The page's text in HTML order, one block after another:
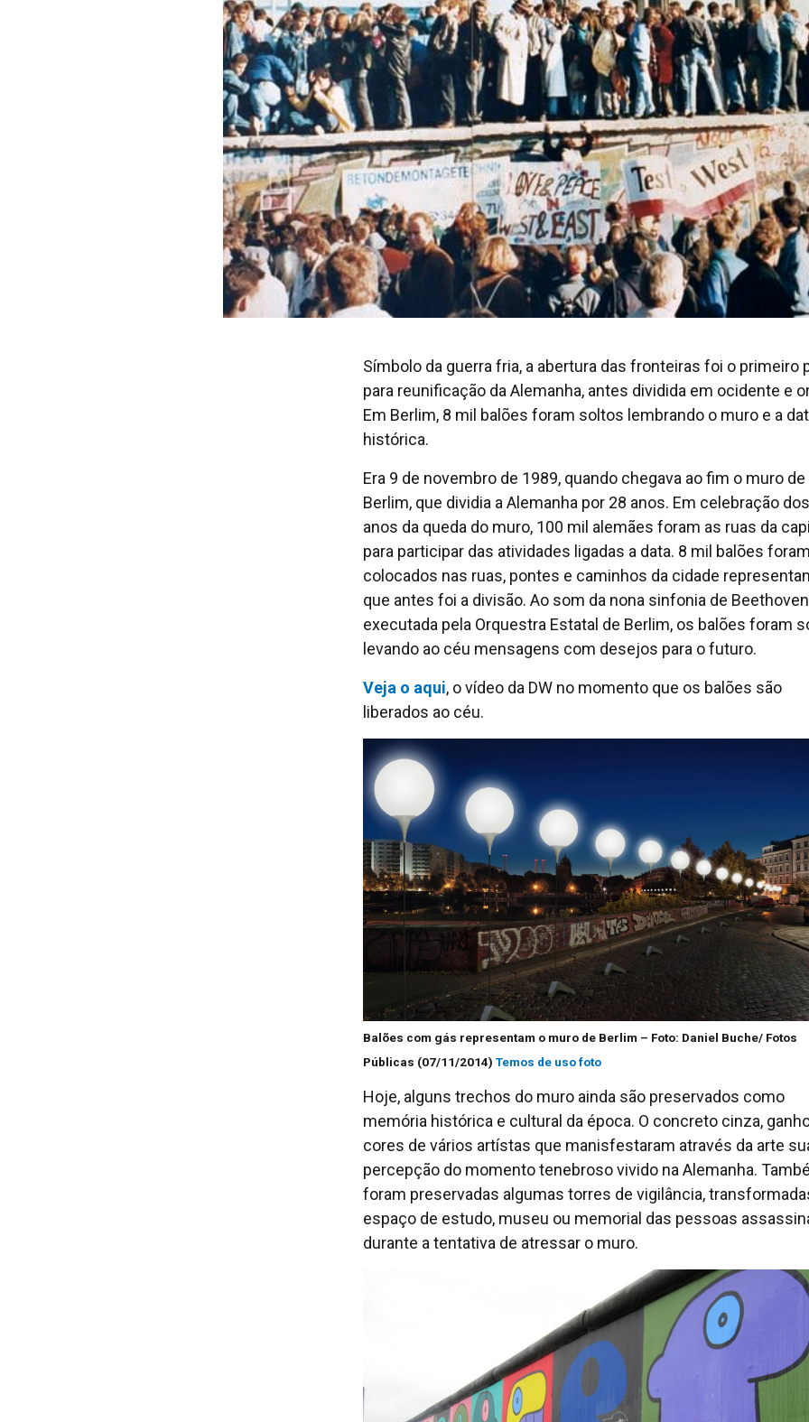
Símbolo da guerra fria, a abertura das fronteiras foi o primeiro
para reunificação da Alemanha, antes dividida em ocidente e
Em Berlim, 8 mil balões foram soltos lembrando o muro e a
histórica.
Era 9 de novembro de 1989, quando chegava ao fim o muro de
Berlim, que dividia a Alemanha por 28 anos. Em celebração
anos da queda do muro, 100 mil alemães foram as ruas da
para participar das atividades ligadas a data. 8 mil balões
colocados nas ruas, pontes e caminhos da cidade
que antes foi a divisão. Ao som da nona sinfonia de
executada pela Orquestra Estatal de Berlim, os balões foram
levando ao céu mensagens com desejos para o futuro.
Veja o aqui, o vídeo da DW no momento que os balões são
liberados ao céu.
Balões com gás representam o muro de Berlim – Foto: Daniel Buche/ Fotos
Públicas (07/11/2014) Temos de uso foto
Hoje, alguns trechos do muro ainda são preservados como
memória histórica e cultural da época. O concreto cinza,
cores de vários artístas que manisfestaram através da arte
percepção do momento tenebroso vivido na Alemanha.
foram preservadas algumas torres de vigilância,
espaço de estudo, museu ou memorial das pessoas
durante a tentativa de atressar o muro.